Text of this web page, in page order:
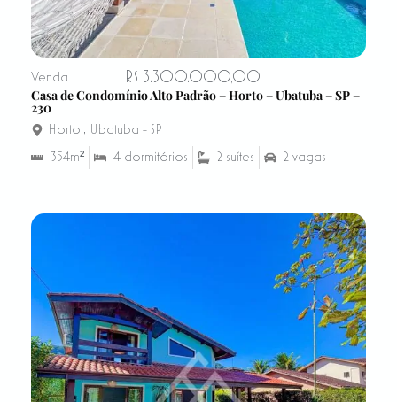
Venda
R$ 3.300.000,00
Casa de Condomínio Alto Padrão – Horto – Ubatuba – SP –
230
Horto , Ubatuba - SP
354m²
4 dormitórios 2 suítes 2 vagas